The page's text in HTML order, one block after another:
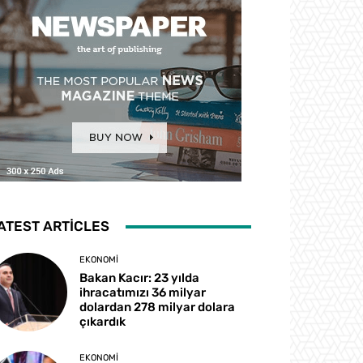
ARTICLES
EKONOMI
Bakan Kacır: 23 yılda
ihracatımızı 36 milyar
dolardan 278 milyar dolara
çıkardık
EKONOMI